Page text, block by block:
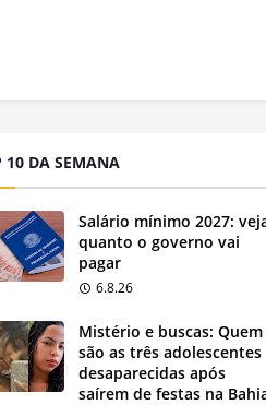
10 DA SEMANA
Salário mínimo 2027:
quanto o governo vai
pagar
6.8.26
Mistério e buscas: Quem
são as três adolescentes
desaparecidas após
saírem de festas na